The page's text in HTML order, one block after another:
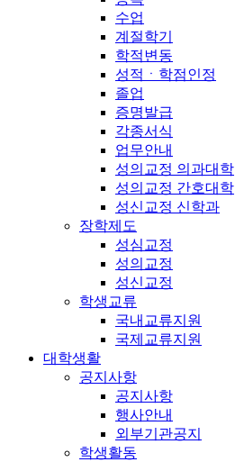
수업
계절학기
학적변동
성적ㆍ학점인정
졸업
증명발급
각종서식
업무안내
성의교정 의과대학
성의교정 간호대학
성신교정 신학과
장학제도
성심교정
성의교정
성신교정
학생교류
국내교류지원
국제교류지원
대학생활
공지사항
공지사항
행사안내
외부기관공지
학생활동